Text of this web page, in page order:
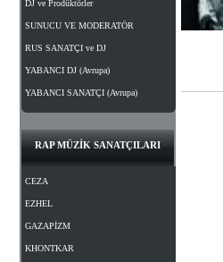
DJ ve Prodüktörler
SUNUCU VE MODERATÖR
RUS SANATÇI ve DJ
YABANCI DJ (Avrupa)
YABANCI SANATÇI (Avrupa)
RAP MÜZİK SANATÇILARI
CEZA
EZHEL
GAZAPİZM
KHONTKAR